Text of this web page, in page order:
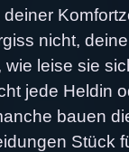
nicht,
leise sie
jede Heldin
bauen
Stück